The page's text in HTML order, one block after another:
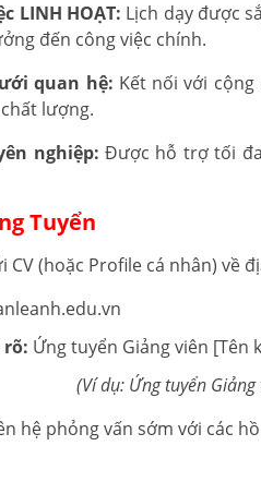
LINH HOẠT: Lịch dạy được
đến công việc chính.
quan hệ: Kết nối với cộng
lượng.
nghiệp: Được hỗ trợ tối
Tuyển
CV (hoặc Profile cá nhân) về
rõ: Ứng tuyển Giảng viên [Tên
(Ví dụ: Ứng tuyển
hệ phỏng vấn sớm với các